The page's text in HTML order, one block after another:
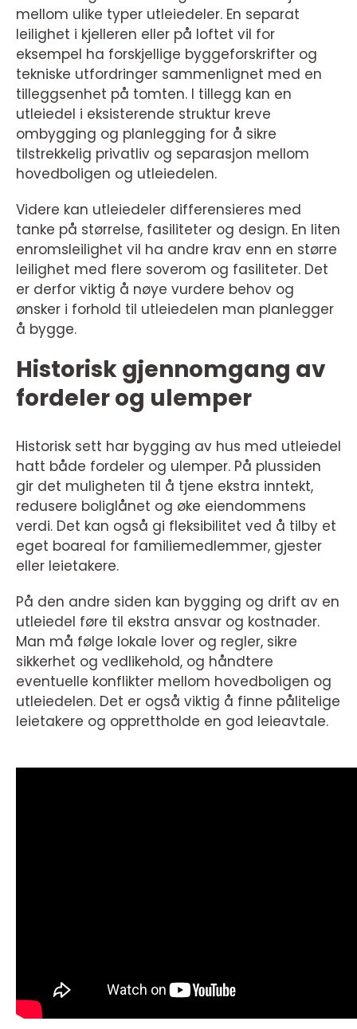
mellom ulike typer utleiedeler. En separat
leilighet i kjelleren eller på loftet vil for
eksempel ha forskjellige byggeforskrifter og
tekniske utfordringer sammenlignet med en
tilleggsenhet på tomten. I tillegg kan en
utleiedel i eksisterende struktur kreve
ombygging og planlegging for å sikre
tilstrekkelig privatliv og separasjon mellom
hovedboligen og utleiedelen.
Videre kan utleiedeler differensieres med
tanke på størrelse, fasiliteter og design. En liten
enromsleilighet vil ha andre krav enn en større
leilighet med flere soverom og fasiliteter. Det
er derfor viktig å nøye vurdere behov og
ønsker i forhold til utleiedelen man planlegger
å bygge.
Historisk gjennomgang av
fordeler og ulemper
Historisk sett har bygging av hus med utleiedel
hatt både fordeler og ulemper. På plussiden
gir det muligheten til å tjene ekstra inntekt,
redusere boliglånet og øke eiendommens
verdi. Det kan også gi fleksibilitet ved å tilby et
eget boareal for familiemedlemmer, gjester
eller leietakere.
På den andre siden kan bygging og drift av en
utleiedel føre til ekstra ansvar og kostnader.
Man må følge lokale lover og regler, sikre
sikkerhet og vedlikehold, og håndtere
eventuelle konflikter mellom hovedboligen og
utleiedelen. Det er også viktig å finne pålitelige
leietakere og opprettholde en god leieavtale.